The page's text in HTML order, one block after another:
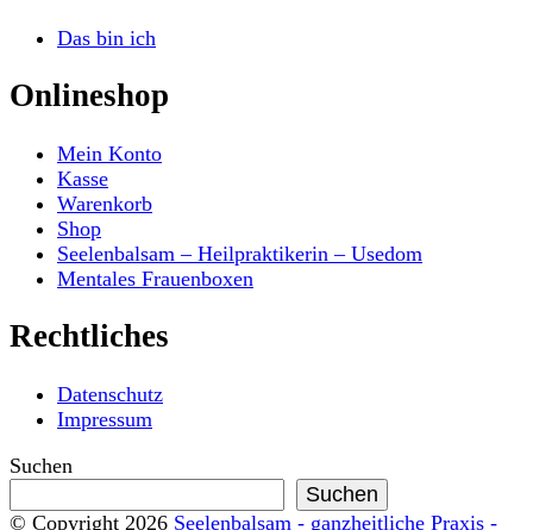
Das bin ich
Onlineshop
Mein Konto
Kasse
Warenkorb
Shop
Seelenbalsam – Heilpraktikerin – Usedom
Mentales Frauenboxen
Rechtliches
Datenschutz
Impressum
Suchen
Suchen
© Copyright 2026 Seelenbalsam - ganzheitliche Praxis -